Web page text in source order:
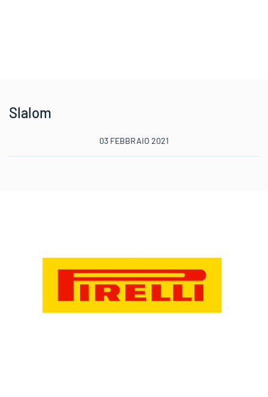
Slalom
03 FEBBRAIO 2021